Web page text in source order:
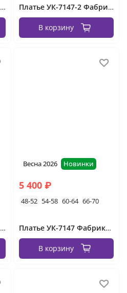
Платье УК-7147-4 Фабрика Моды Платье УК-7147-2 Фабрика Моды
В корзину
Платье УК-7147-1 Фабрика Моды
Весна 2026 Новинки
5 400 ₽
48-52 54-58 60-64 66-70
Платье УК-7147 Фабрика Моды
В корзину